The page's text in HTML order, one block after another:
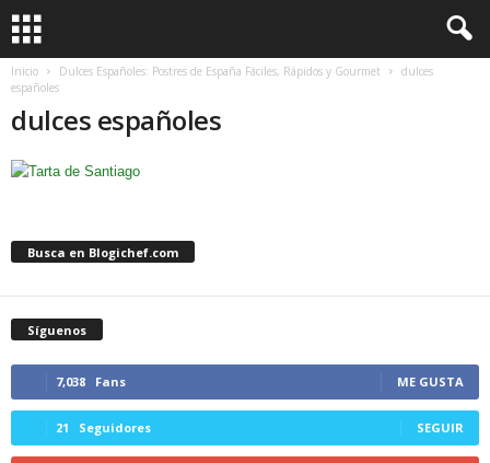
Inicio Dulces Españoles: Postres de España Fáciles, Rápidos y Gourmet
dulces
españoles
dulces españoles
Busca en Blogichef.com
Síguenos
7,038 Fans ME GUSTA
21 Seguidores SEGUIR